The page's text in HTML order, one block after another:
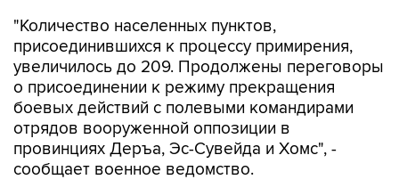
"Количество населенных пунктов,
присоединившихся к процессу примирения,
увеличилось до 209. Продолжены переговоры
о присоединении к режиму прекращения
боевых действий с полевыми командирами
отрядов вооруженной оппозиции в
провинциях Деръа, Эс-Сувейда и Хомс", -
сообщает военное ведомство.